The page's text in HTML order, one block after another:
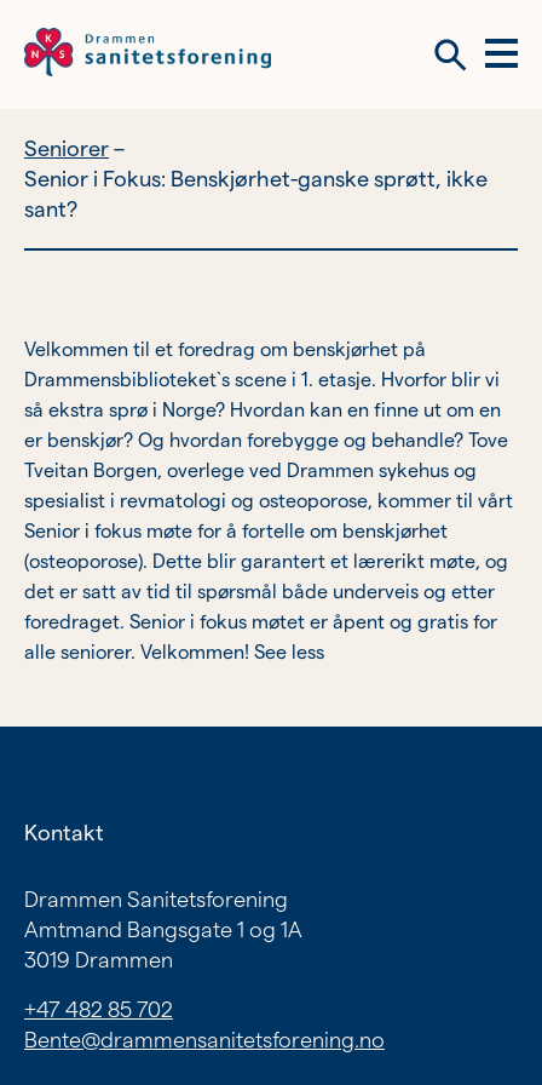
Meny
Vil du bli frivillig?
Bli medlem
Bli frivillig?
Omsorgsberedskap
Kvinnehelsehus
Sisterhood
Eldre
Seniorer
Senior i Fokus: Benskjørhet-ganske sprøtt, ikke
sant?
Velkommen til et foredrag om benskjørhet på
Drammensbiblioteket`s scene i 1. etasje. Hvorfor blir vi
så ekstra sprø i Norge? Hvordan kan en finne ut om en
er benskjør? Og hvordan forebygge og behandle? Tove
Tveitan Borgen, overlege ved Drammen sykehus og
spesialist i revmatologi og osteoporose, kommer til vårt
Senior i fokus møte for å fortelle om benskjørhet
(osteoporose). Dette blir garantert et lærerikt møte, og
det er satt av tid til spørsmål både underveis og etter
foredraget. Senior i fokus møtet er åpent og gratis for
alle seniorer. Velkommen! See less
Kontakt
Drammen Sanitetsforening
Amtmand Bangsgate 1 og 1A
3019 Drammen
+47 482 85 702
Bente@drammensanitetsforening.no